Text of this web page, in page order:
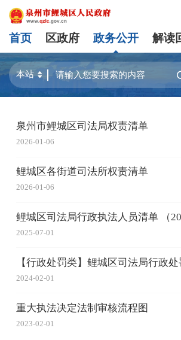
首页 区政府 政务公开 解读
泉州市鲤城区司法局权责清单
2026-01-06
鲤城区各街道司法所权责清单
2026-01-06
鲤城区司法局行政执法人员清单 （
2025-07-01
【行政处罚类】鲤城区司法局行政
2024-02-01
重大执法决定法制审核流程图
2023-02-01